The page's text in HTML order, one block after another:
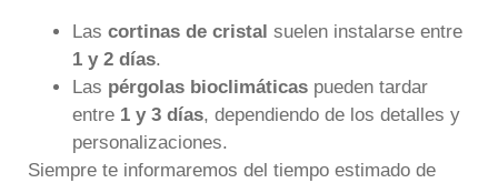
Las cortinas de cristal suelen instalarse entre
1 y 2 días.
Las pérgolas bioclimáticas pueden tardar
entre 1 y 3 días, dependiendo de los detalles y
personalizaciones.
Siempre te informaremos del tiempo estimado de